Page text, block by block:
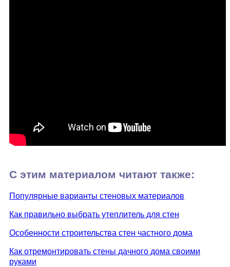
С этим материалом читают также:
Популярные варианты стеновых материалов
Как правильно выбрать утеплитель для стен
Особенности строительства стен частного дома
Как отремонтировать стены дачного дома своими
руками